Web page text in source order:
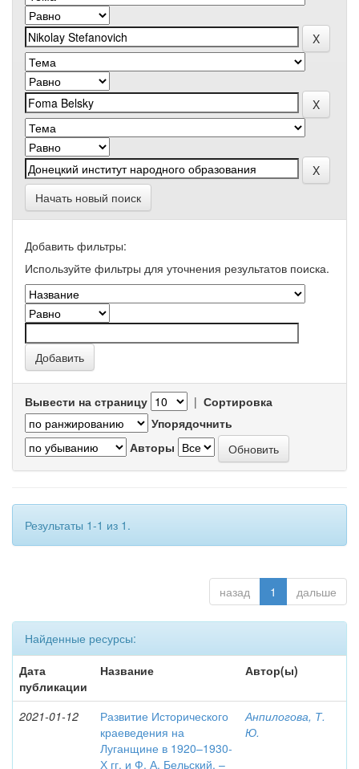
Начать новый поиск
Добавить фильтры:
Используйте фильтры для уточнения результатов поиска.
Вывести на страницу | Сортировка
Упорядочнить
Авторы
Результаты 1-1 из 1.
назад 1 дальше
Найденные ресурсы:
Дата
публикации
Название Автор(ы)
2021-01-12
Развитие Исторического
краеведения на
Луганщине в 1920–1930-
Х гг. и Ф. А. Бельский. –
Анпилогова, Т.
Ю.